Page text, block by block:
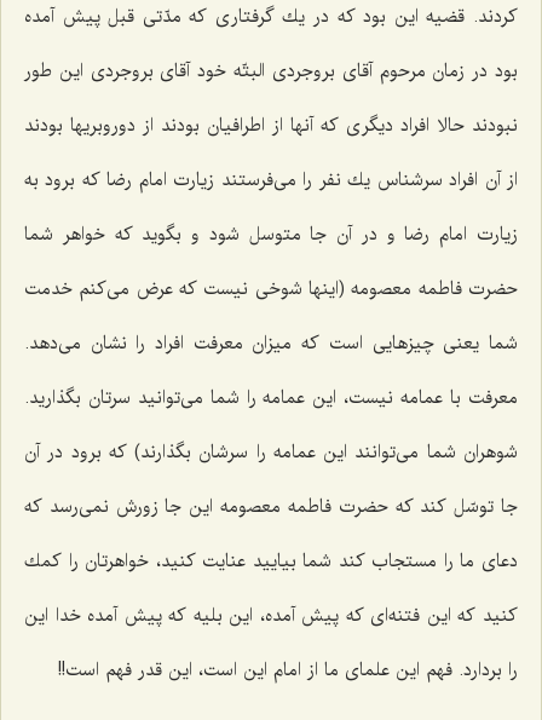
كردند. قضیه این بود كه در یك گرفتاری كه مدّتی قبل پیش آمده
بود در زمان مرحوم آقای بروجردی البتّه خود آقای بروجردی این طور
نبودند حالا افراد دیگری كه آنها از اطرافیان بودند از دوروبریها بودند
از آن افراد سرشناس یك نفر را می‌فرستند زیارت امام رضا كه برود به
زیارت امام رضا و در آن جا متوسل شود و بگوید كه خواهر شما
حضرت فاطمه معصومه (اینها شوخی نیست كه عرض می‌كنم خدمت
شما یعنی چیزهایی است كه میزان معرفت افراد را نشان می‌دهد.
معرفت با عمامه نیست، این عمامه را شما می‌توانید سرتان بگذارید.
شوهران شما می‌توانند این عمامه را سرشان بگذارند) كه برود در آن
جا توسّل كند كه حضرت فاطمه معصومه این جا زورش نمی‌رسد كه‌
دعای ما را مستجاب كند شما بیایید عنایت كنید، خواهرتان را كمك
كنید كه این فتنه‌ای كه پیش آمده، این بلیه كه پیش آمده خدا این
را بردارد. فهم این علمای ما از امام این است، این قدر فهم است!!